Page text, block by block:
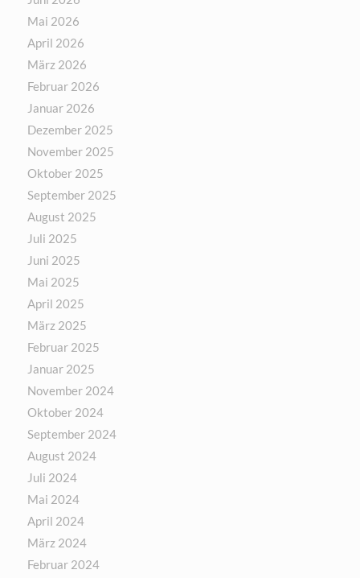
Mai 2026
April 2026
März 2026
Februar 2026
Januar 2026
Dezember 2025
November 2025
Oktober 2025
September 2025
August 2025
Juli 2025
Juni 2025
Mai 2025
April 2025
März 2025
Februar 2025
Januar 2025
November 2024
Oktober 2024
September 2024
August 2024
Juli 2024
Mai 2024
April 2024
März 2024
Februar 2024